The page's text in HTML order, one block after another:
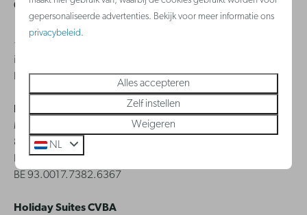
Contact
+32 (0)2 588 03 03
info@holidaysuites.nl
Bereikbaar van maandag tot en met zondag van 8u tot 22u.
Holiday Suites International BV
Monnikenwerve 17-19
8000 - Brugge
BE 0644.384.658
BE 93.0017.7382.6367
Holiday Suites CVBA
gepersonaliseerde advertenties. Bekijk voor meer informatie ons
privacybeleid.
Alles accepteren
Zelf instellen
Weigeren
NL